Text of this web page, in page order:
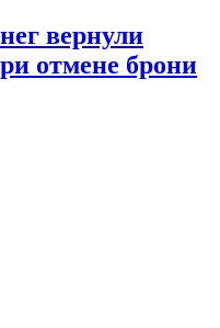
вернули
отмене брони